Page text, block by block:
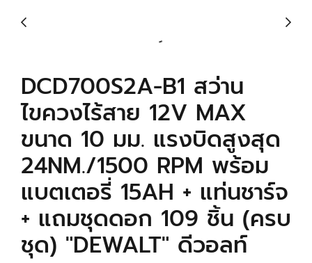
DCD700S2A-B1 สว่าน
ไขควงไร้สาย 12V MAX
ขนาด 10 มม. แรงบิดสูงสุด
24NM./1500 RPM พร้อม
แบตเตอรี่ 15AH + แท่นชาร์จ
+ แถมชุดดอก 109 ชิ้น (ครบ
ชุด) "DEWALT" ดีวอลท์